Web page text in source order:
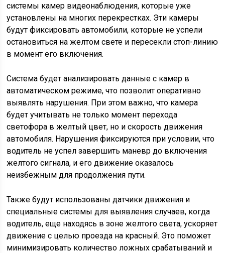
системы камер видеонаблюдения, которые уже
установлены на многих перекрестках. Эти камеры
будут фиксировать автомобили, которые не успели
остановиться на желтом свете и пересекли стоп-линию
в момент его включения.
Система будет анализировать данные с камер в
автоматическом режиме, что позволит оперативно
выявлять нарушения. При этом важно, что камера
будет учитывать не только момент перехода
светофора в желтый цвет, но и скорость движения
автомобиля. Нарушения фиксируются при условии, что
водитель не успел завершить маневр до включения
желтого сигнала, и его движение оказалось
неизбежным для продолжения пути.
Также будут использованы датчики движения и
специальные системы для выявления случаев, когда
водитель, еще находясь в зоне желтого света, ускоряет
движение с целью проезда на красный. Это поможет
минимизировать количество ложных срабатываний и